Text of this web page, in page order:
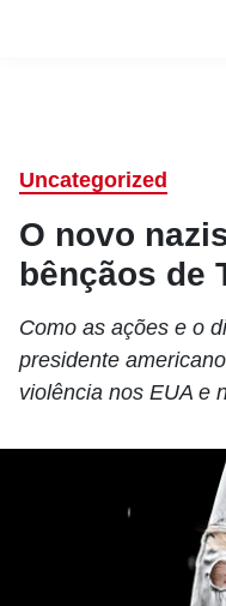
Uncategorized
O novo
bênçãos de
Como as ações e o
presidente
violência nos EUA e